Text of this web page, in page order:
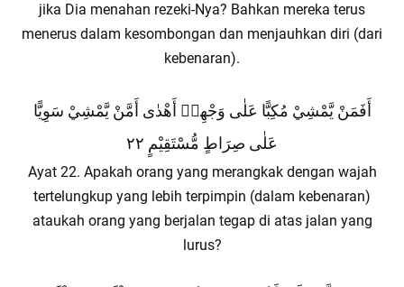
jika Dia menahan rezeki-Nya? Bahkan mereka terus
menerus dalam kesombongan dan menjauhkan diri (dari
kebenaran).
أَفَمَنْ يَّمْشِيْ مُكِبًّا عَلٰى وَجْهِهٖ أَهْدٰى أَمَّنْ يَّمْشِيْ سَوِيًّا
عَلٰى صِرَاطٍ مُّسْتَقِيْمٍ ٢٢
Ayat 22. Apakah orang yang merangkak dengan wajah
tertelungkup yang lebih terpimpin (dalam kebenaran)
ataukah orang yang berjalan tegap di atas jalan yang
lurus?